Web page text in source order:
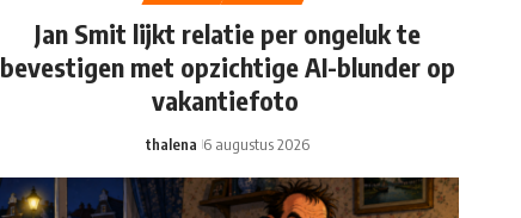
Jan Smit lijkt relatie per ongeluk te
bevestigen met opzichtige AI-blunder op
vakantiefoto
thalena 6 augustus 2026